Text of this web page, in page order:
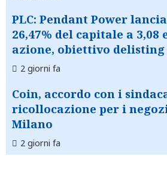
PLC: Pendant Power
26,47% del capitale a 3,08
azione, obiettivo delisting
2 giorni fa
Coin, accordo con i
ricollocazione per i
Milano
2 giorni fa